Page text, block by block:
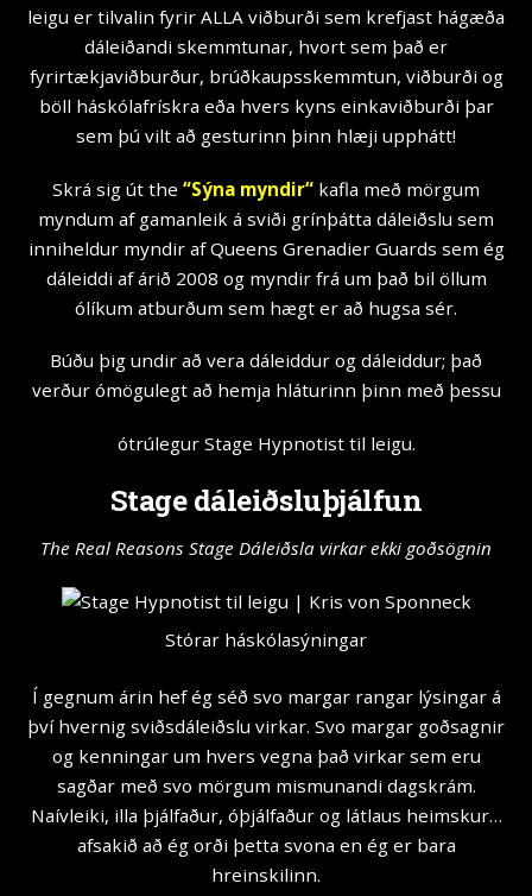
leigu er tilvalin fyrir ALLA viðburði sem krefjast hágæða
dáleiðandi skemmtunar, hvort sem það er
fyrirtækjaviðburður, brúðkaupsskemmtun, viðburði og
böll háskólafrískra eða hvers kyns einkaviðburði þar
sem þú vilt að gesturinn þinn hlæji upphátt!
Skrá sig út the “Sýna myndir“ kafla með mörgum
myndum af gamanleik á sviði grínþátta dáleiðslu sem
inniheldur myndir af Queens Grenadier Guards sem ég
dáleiddi af árið 2008 og myndir frá um það bil öllum
ólíkum atburðum sem hægt er að hugsa sér.
Búðu þig undir að vera dáleiddur og dáleiddur; það
verður ómögulegt að hemja hláturinn þinn með þessu
ótrúlegur Stage Hypnotist til leigu.
Stage dáleiðsluþjálfun
The Real Reasons Stage Dáleiðsla virkar ekki goðsögnin
Stórar háskólasýningar
Í gegnum árin hef ég séð svo margar rangar lýsingar á
því hvernig sviðsdáleiðslu virkar. Svo margar goðsagnir
og kenningar um hvers vegna það virkar sem eru
sagðar með svo mörgum mismunandi dagskrám.
Naívleiki, illa þjálfaður, óþjálfaður og látlaus heimskur…
afsakið að ég orði þetta svona en ég er bara
hreinskilinn.